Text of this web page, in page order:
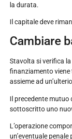
la durata.
Il capitale deve
Cambiare
Stavolta si verifica
finanziamento
assieme ad
Il precedente mutuo
sottoscritto uno
L’operazione
un’eventuale